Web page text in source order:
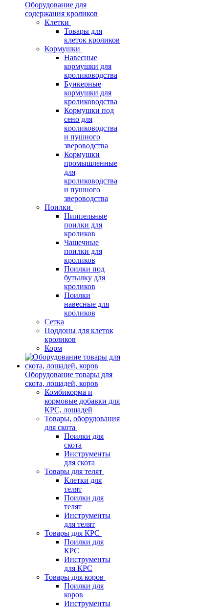
Оборудование для
содержания кроликов
Клетки
Товары для
клеток кроликов
Кормушки
Навесные
кормушки для
кролиководства
Бункерные
кормушки для
кролиководства
Кормушки под
сено для
кролиководства
и пушного
звероводства
Кормушки
промышленные
для
кролиководства
и пушного
звероводства
Поилки
Ниппельные
поилки для
кроликов
Чашечные
поилки для
кроликов
Поилки под
бутылку для
кроликов
Поилки
навесные для
кроликов
Сетка
Поддоны для клеток
кроликов
Корм
Оборудование товары для
скота, лошадей, коров
Комбикорма и
кормовые добавки для
КРС, лошадей
Товары, оборудования
для скота
Поилки для
скота
Инструменты
для скота
Товары для телят
Клетки для
телят
Поилки для
телят
Инструменты
для телят
Товары для КРС
Поилки для
КРС
Инструменты
для КРС
Товары для коров
Поилки для
коров
Инструменты